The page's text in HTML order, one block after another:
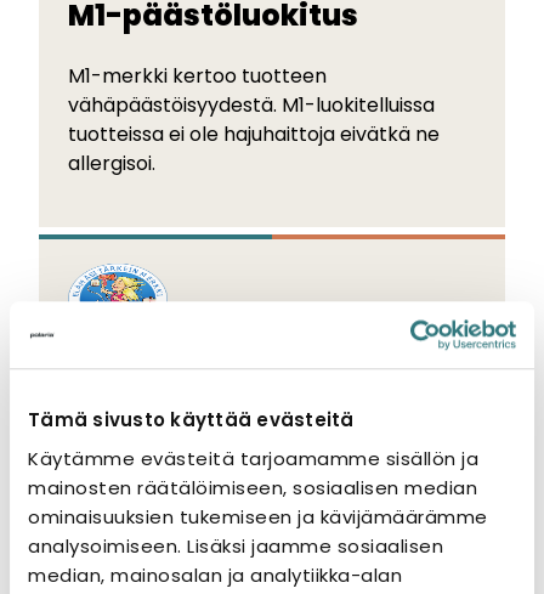
Tämä sivusto käyttää evästeitä
Käytämme evästeitä tarjoamamme sisällön ja
mainosten räätälöimiseen, sosiaalisen median
ominaisuuksien tukemiseen ja kävijämäärämme
analysoimiseen. Lisäksi jaamme sosiaalisen
median, mainosalan ja analytiikka-alan
M1-päästöluokitus
M1-merkki kertoo tuotteen
vähäpäästöisyydestä. M1-luokitelluissa
tuotteissa ei ole hajuhaittoja eivätkä ne
allergisoi.
FI-merkki
FI-merkki osoittaa, että tuote täyttää
standardin tai viranomaismääräysten ja -
ohjeiden vaatimukset.